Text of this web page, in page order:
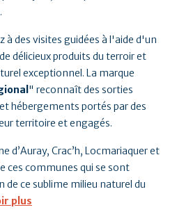
à des visites guidées à l'aide d'un
délicieux produits du terroir et
exceptionnel. La marque
" reconnaît des sorties
hébergements portés par des
territoire et engagés.
d’Auray, Crac’h, Locmariaquer et
ces communes qui se sont
ce sublime milieu naturel du
plus